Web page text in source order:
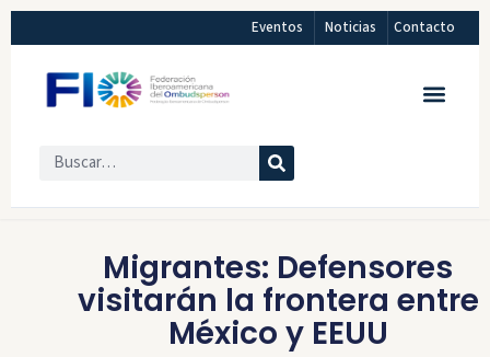
Eventos Noticias Contacto
Migrantes: Defensores
visitarán la frontera entre
México y EEUU